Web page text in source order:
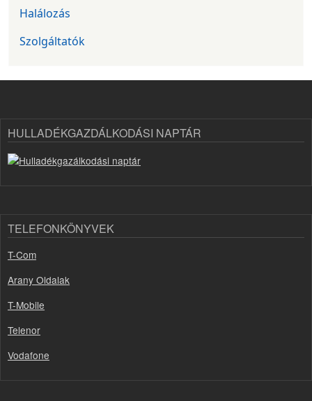
Halálozás
Szolgáltatók
HULLADÉKGAZDÁLKODÁSI NAPTÁR
TELEFONKÖNYVEK
T-Com
Arany Oldalak
T-Mobile
Telenor
Vodafone